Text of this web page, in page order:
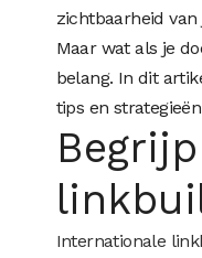
zichtbaarheid
Maar wat als je
belang. In dit
tips en
Internationale